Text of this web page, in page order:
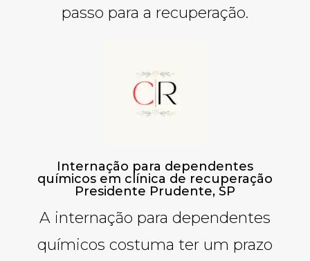
passo para a recuperação.
Internação para dependentes
químicos em clínica de recuperação
Presidente Prudente, SP
A internação para dependentes
químicos costuma ter um prazo